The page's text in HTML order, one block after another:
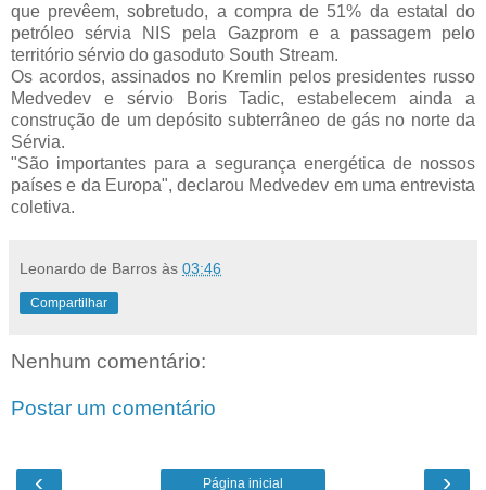
que prevêem, sobretudo, a compra de 51% da estatal do
petróleo sérvia NIS pela Gazprom e a passagem pelo
território sérvio do gasoduto South Stream.
Os acordos, assinados no Kremlin pelos presidentes russo
Medvedev e sérvio Boris Tadic, estabelecem ainda a
construção de um depósito subterrâneo de gás no norte da
Sérvia.
"São importantes para a segurança energética de nossos
países e da Europa", declarou Medvedev em uma entrevista
coletiva.
Leonardo de Barros às 03:46
Compartilhar
Nenhum comentário:
Postar um comentário
‹ ›
Página inicial